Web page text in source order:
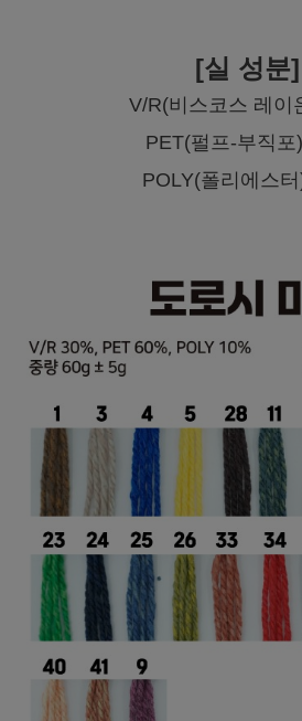
[실 성분]
V/R(비스코스 레이
PET(펄프-부직포
POLY(폴리에스